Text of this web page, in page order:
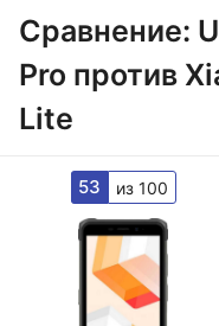
Сравнение:
Pro против
Lite
53 из 100